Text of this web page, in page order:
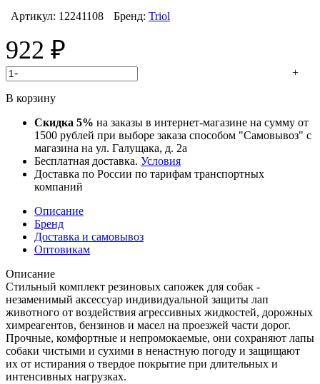
Артикул: 12241108 Бренд: Triol
922 ₽
- +
В корзину
Скидка 5% на заказы в интернет-магазине на сумму от
1500 рублей при выборе заказа способом "Самовывоз" с
магазина на ул. Галущака, д. 2а
Бесплатная доставка. Условия
Доставка по России по тарифам транспортных
компаний
Описание
Бренд
Доставка и самовывоз
Оптовикам
Описание
Стильный комплект резиновых сапожек для собак -
незаменимый аксессуар индивидуальной защиты лап
животного от воздействия агрессивных жидкостей, дорожных
химреагентов, бензинов и масел на проезжей части дорог.
Прочные, комфортные и непромокаемые, они сохраняют лапы
собаки чистыми и сухими в ненастную погоду и защищают
их от истирания о твердое покрытие при длительных и
интенсивных нагрузках.